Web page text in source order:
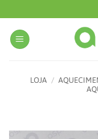
to
content
LOJA /